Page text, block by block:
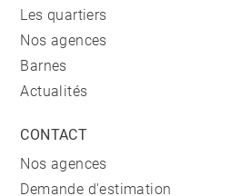
Les quartiers
Nos agences
Barnes
Actualités
CONTACT
Nos agences
Demande d'estimation